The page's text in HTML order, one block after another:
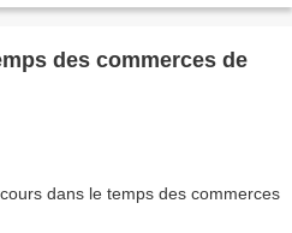
des commerces de